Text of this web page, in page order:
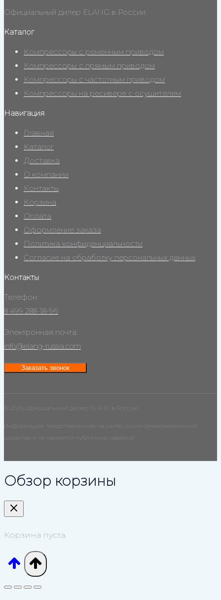
Официальный дилер ELANG в России
Каталог
Компрессоры с ременным приводом
Компрессоры с прямым приводом
Компрессоры с частотным приводом
Компрессоры на ресивере с осушителем
Навигация
Главная
Каталог
Доставка
О компании
Контакты
Корзина
Оплата
Оформление заказа
Политика конфиденциальности
Согласие на обработку персональных данных
Контакты
Телефон:
8 499 288-18-96
Электронная почта:
info@elang-russia.com
Заказать звонок
© 2026 Официальный дилер ELANG в России
Информация, представленная на сайте, носит ознакомительный
характер и не является публичной офертой
Обзор корзины
Корзина пуста.